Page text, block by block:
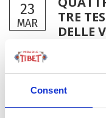
Consent
23
MAR
TRE
DELLE
by Redazione